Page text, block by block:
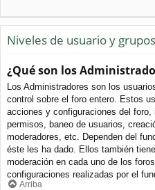
Niveles de usuario y grupos
¿Qué son los
Los Administradores son los
control sobre el foro entero. Estos
acciones y configuraciones del
permisos, baneo de usuarios,
moderadores, etc. Dependen del
éste les ha dado. Ellos también
moderación en cada uno de los
configuraciones realizadas por el
Arriba